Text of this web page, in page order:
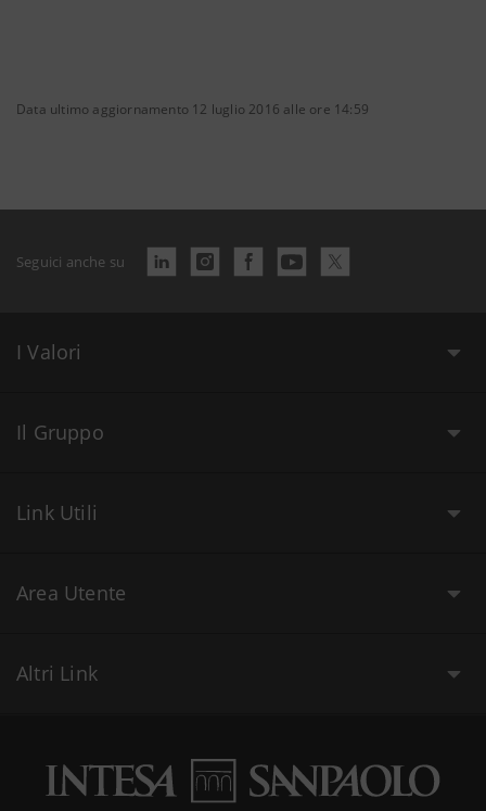
Data ultimo aggiornamento 12 luglio 2016 alle ore 14:59
Seguici anche su
I Valori
Il Gruppo
Link Utili
Area Utente
Altri Link